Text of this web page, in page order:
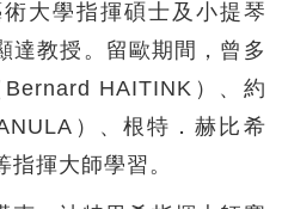
大學指揮碩士及小提琴
達教授。留歐期間，曾多
HAITINK）、約
）、根特．赫比希
指揮大師學習。